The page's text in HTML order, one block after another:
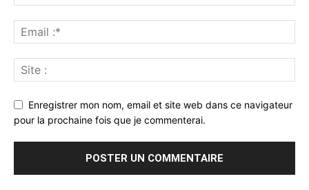
Enregistrer mon nom, email et site web dans ce navigateur
pour la prochaine fois que je commenterai.